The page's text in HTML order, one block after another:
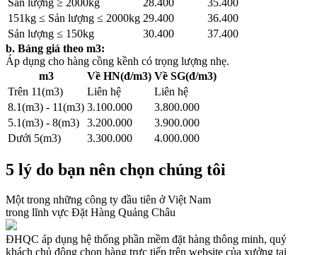
151kg ≤ Sản lượng ≤ 2000kg 29.400
36.400
Sản lượng ≤ 150kg
30.400
37.400
b. Bảng giá theo m3:
Áp dụng cho hàng cồng kềnh có trọng lượng nhẹ.
m3
Về HN(đ/m3) Về SG(đ/m3)
Trên 11(m3)
Liên hệ
Liên hệ
8.1(m3) - 11(m3) 3.100.000
3.800.000
5.1(m3) - 8(m3)
3.200.000
3.900.000
Dưới 5(m3)
3.300.000 4.000.000
5 lý do bạn nên chọn chúng tôi
Một trong những công ty đầu tiên ở Việt Nam
trong lĩnh vực Đặt Hàng Quảng Châu
ĐHQC áp dụng hệ thống phần mềm đặt hàng thông minh, quý
khách chủ động chọn hàng trực tiếp trên website của xưởng tại